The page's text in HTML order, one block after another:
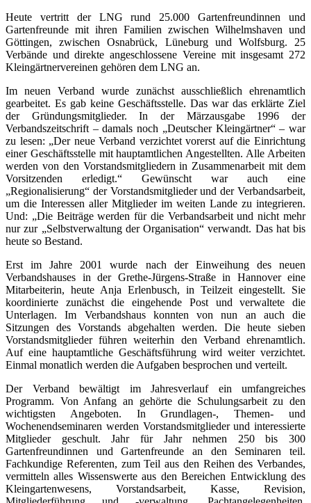
Heute vertritt der LNG rund 25.000 Gartenfreundinnen und
Gartenfreunde mit ihren Familien zwischen Wilhelmshaven und
Göttingen, zwischen Osnabrück, Lüneburg und Wolfsburg. 25
Verbände und direkte angeschlossene Vereine mit insgesamt 272
Kleingärtnervereinen gehören dem LNG an.
Im neuen Verband wurde zunächst ausschließlich ehrenamtlich
gearbeitet. Es gab keine Geschäftsstelle. Das war das erklärte Ziel
der Gründungsmitglieder. In der Märzausgabe 1996 der
Verbandszeitschrift – damals noch „Deutscher Kleingärtner“ – war
zu lesen: „Der neue Verband verzichtet vorerst auf die Einrichtung
einer Geschäftsstelle mit hauptamtlichen Angestellten. Alle Arbeiten
werden von den Vorstandsmitgliedern in Zusammenarbeit mit dem
Vorsitzenden erledigt.“ Gewünscht war auch eine
„Regionalisierung“ der Vorstandsmitglieder und der Verbandsarbeit,
um die Interessen aller Mitglieder im weiten Lande zu integrieren.
Und: „Die Beiträge werden für die Verbandsarbeit und nicht mehr
nur zur „Selbstverwaltung der Organisation“ verwandt. Das hat bis
heute so Bestand.
Erst im Jahre 2001 wurde nach der Einweihung des neuen
Verbandshauses in der Grethe-Jürgens-Straße in Hannover eine
Mitarbeiterin, heute Anja Erlenbusch, in Teilzeit eingestellt. Sie
koordinierte zunächst die eingehende Post und verwaltete die
Unterlagen. Im Verbandshaus konnten von nun an auch die
Sitzungen des Vorstands abgehalten werden. Die heute sieben
Vorstandsmitglieder führen weiterhin den Verband ehrenamtlich.
Auf eine hauptamtliche Geschäftsführung wird weiter verzichtet.
Einmal monatlich werden die Aufgaben besprochen und verteilt.
Der Verband bewältigt im Jahresverlauf ein umfangreiches
Programm. Von Anfang an gehörte die Schulungsarbeit zu den
wichtigsten Angeboten. In Grundlagen-, Themen- und
Wochenendseminaren werden Vorstandsmitglieder und interessierte
Mitglieder geschult. Jahr für Jahr nehmen 250 bis 300
Gartenfreundinnen und Gartenfreunde an den Seminaren teil.
Fachkundige Referenten, zum Teil aus den Reihen des Verbandes,
vermitteln alles Wissenswerte aus den Bereichen Entwicklung des
Kleingartenwesens, Vorstandsarbeit, Kasse, Revision,